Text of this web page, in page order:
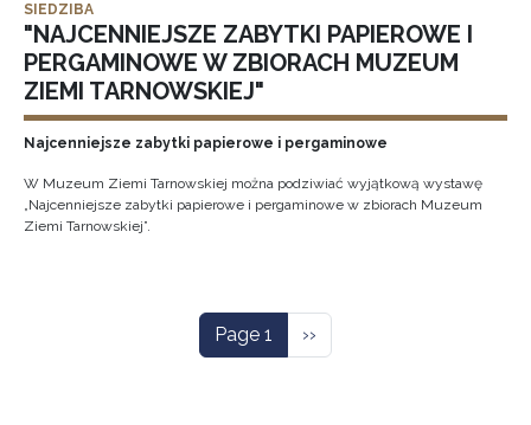
SIEDZIBA
"NAJCENNIEJSZE ZABYTKI PAPIEROWE I
PERGAMINOWE W ZBIORACH MUZEUM
ZIEMI TARNOWSKIEJ"
Najcenniejsze zabytki papierowe i pergaminowe
W Muzeum Ziemi Tarnowskiej można podziwiać wyjątkową wystawę
„Najcenniejsze zabytki papierowe i pergaminowe w zbiorach Muzeum
Ziemi Tarnowskiej”.
Page 1 Next page
››